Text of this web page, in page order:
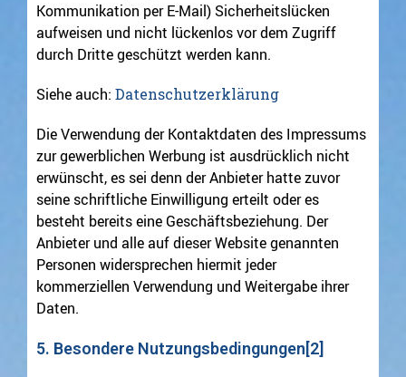
Kommunikation per E-Mail) Sicherheitslücken
aufweisen und nicht lückenlos vor dem Zugriff
durch Dritte geschützt werden kann.
Siehe auch: Datenschutzerklärung
Die Verwendung der Kontaktdaten des Impressums
zur gewerblichen Werbung ist ausdrücklich nicht
erwünscht, es sei denn der Anbieter hatte zuvor
seine schriftliche Einwilligung erteilt oder es
besteht bereits eine Geschäftsbeziehung. Der
Anbieter und alle auf dieser Website genannten
Personen widersprechen hiermit jeder
kommerziellen Verwendung und Weitergabe ihrer
Daten.
5. Besondere Nutzungsbedingungen[2]